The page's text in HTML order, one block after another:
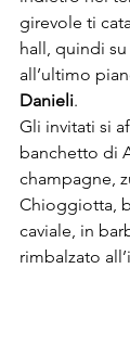
girevole ti
hall, quindi
all’ultimo
Danieli.
Gli invitati si
banchetto di
champagne,
Chioggiotta,
caviale, in
rimbalzato